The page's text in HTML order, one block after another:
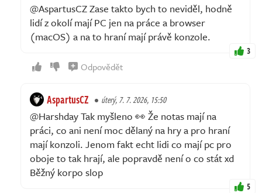
@AspartusCZ Zase takto bych to neviděl, hodně
lidí z okolí mají PC jen na práce a browser
(macOS) a na to hraní mají právě konzole.
3
Odpovědět
AspartusCZ úterý, 7. 7. 2026, 15:50
@Harshday Tak myšleno 👀 Že notas mají na
práci, co ani není moc dělaný na hry a pro hraní
mají konzoli. Jenom fakt echt lidi co mají pc pro
oboje to tak hrají, ale popravdě není o co stát xd
Běžný korpo slop
5